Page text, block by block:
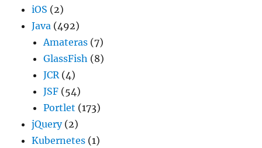
iOS (2)
Java (492)
Amateras (7)
GlassFish (8)
JCR(4)
JSF (54)
Portlet (173)
jQuery(2)
Kubernetes (1)